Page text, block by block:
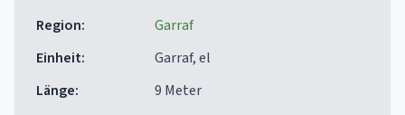
Region:
Garraf
Einheit:
Garraf, el
Länge:
9 Meter